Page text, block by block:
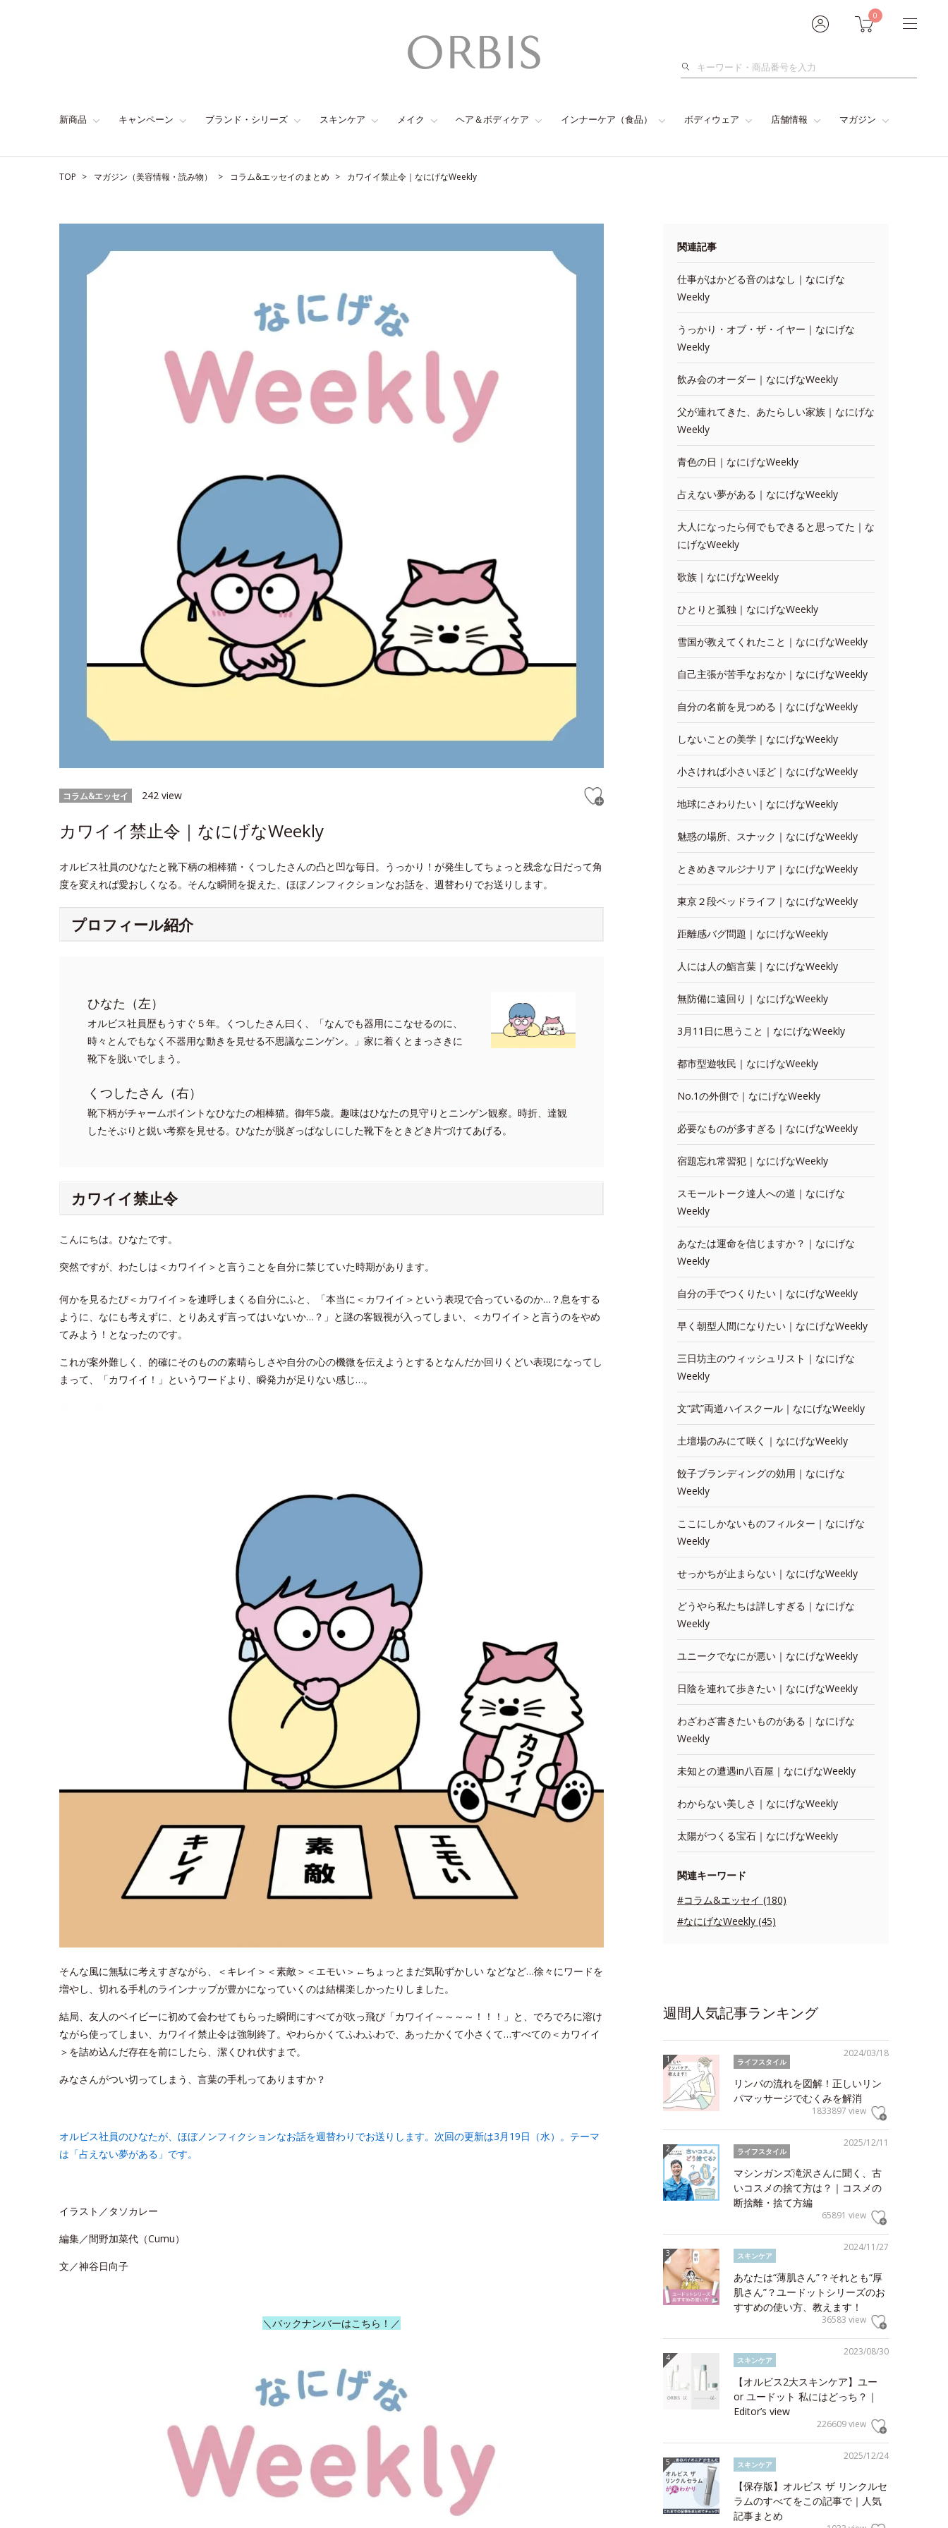
0
検
新商品 キャンペーン ブランド・シリーズ スキンケア メイク ヘア＆ボディケア インナーケア（食品） ボディウェア 店舗情報 マガジン
TOP マガジン（美容情報・読み物） コラム&エッセイのまとめ カワイイ禁止令｜なにげなWeekly
コラム&エッセイ 242 view
カワイイ禁止令｜なにげなWeekly
オルビス社員のひなたと靴下柄の相棒猫・くつしたさんの凸と凹な毎日。うっかり！が発生してちょっと残念な日だって角
度を変えれば愛おしくなる。そんな瞬間を捉えた、ほぼノンフィクションなお話を、週替わりでお送りします。
プロフィール紹介
ひなた（左）
オルビス社員歴もうすぐ５年。くつしたさん曰く、「なんでも器用にこなせるのに、
時々とんでもなく不器用な動きを見せる不思議なニンゲン。」家に着くとまっさきに
靴下を脱いでしまう。
くつしたさん（右）
靴下柄がチャームポイントなひなたの相棒猫。御年5歳。趣味はひなたの見守りとニンゲン観察。時折、達観
したそぶりと鋭い考察を見せる。ひなたが脱ぎっぱなしにした靴下をときどき片づけてあげる。
カワイイ禁止令
こんにちは。ひなたです。
突然ですが、わたしは＜カワイイ＞と言うことを自分に禁じていた時期があります。
何かを見るたび＜カワイイ＞を連呼しまくる自分にふと、「本当に＜カワイイ＞という表現で合っているのか…？息をする
ように、なにも考えずに、とりあえず言ってはいないか…？」と謎の客観視が入ってしまい、＜カワイイ＞と言うのをやめ
てみよう！となったのです。
これが案外難しく、的確にそのものの素晴らしさや自分の心の機微を伝えようとするとなんだか回りくどい表現になってし
まって、「カワイイ！」というワードより、瞬発力が足りない感じ…。
そんな風に無駄に考えすぎながら、＜キレイ＞＜素敵＞＜エモい＞←ちょっとまだ気恥ずかしい などなど…徐々にワードを
増やし、切れる手札のラインナップが豊かになっていくのは結構楽しかったりしました。
結局、友人のベイビーに初めて会わせてもらった瞬間にすべてが吹っ飛び「カワイイ～～～～！！！」と、でろでろに溶け
ながら使ってしまい、カワイイ禁止令は強制終了。やわらかくてふわふわで、あったかくて小さくて…すべての＜カワイイ
＞を詰め込んだ存在を前にしたら、潔くひれ伏すまで。
みなさんがつい切ってしまう、言葉の手札ってありますか？
オルビス社員のひなたが、ほぼノンフィクションなお話を週替わりでお送りします。次回の更新は3月19日（水）。テーマ
は「占えない夢がある」です。
イラスト／タソカレー
編集／間野加菜代（Cumu）
文／神谷日向子
＼バックナンバーはこちら！／
関連記事
仕事がはかどる音のはなし｜なにげな
Weekly
うっかり・オブ・ザ・イヤー｜なにげな
Weekly
飲み会のオーダー｜なにげなWeekly
父が連れてきた、あたらしい家族｜なにげな
Weekly
青色の日｜なにげなWeekly
占えない夢がある｜なにげなWeekly
大人になったら何でもできると思ってた｜な
にげなWeekly
歌族｜なにげなWeekly
ひとりと孤独｜なにげなWeekly
雪国が教えてくれたこと｜なにげなWeekly
自己主張が苦手なおなか｜なにげなWeekly
自分の名前を見つめる｜なにげなWeekly
しないことの美学｜なにげなWeekly
小さければ小さいほど｜なにげなWeekly
地球にさわりたい｜なにげなWeekly
魅惑の場所、スナック｜なにげなWeekly
ときめきマルジナリア｜なにげなWeekly
東京２段ベッドライフ｜なにげなWeekly
距離感バグ問題｜なにげなWeekly
人には人の鮨言葉｜なにげなWeekly
無防備に遠回り｜なにげなWeekly
3月11日に思うこと｜なにげなWeekly
都市型遊牧民｜なにげなWeekly
No.1の外側で｜なにげなWeekly
必要なものが多すぎる｜なにげなWeekly
宿題忘れ常習犯｜なにげなWeekly
スモールトーク達人への道｜なにげな
Weekly
あなたは運命を信じますか？｜なにげな
Weekly
自分の手でつくりたい｜なにげなWeekly
早く朝型人間になりたい｜なにげなWeekly
三日坊主のウィッシュリスト｜なにげな
Weekly
文“武”両道ハイスクール｜なにげなWeekly
土壇場のみにて咲く｜なにげなWeekly
餃子ブランディングの効用｜なにげな
Weekly
ここにしかないものフィルター｜なにげな
Weekly
せっかちが止まらない｜なにげなWeekly
どうやら私たちは詳しすぎる｜なにげな
Weekly
ユニークでなにが悪い｜なにげなWeekly
日陰を連れて歩きたい｜なにげなWeekly
わざわざ書きたいものがある｜なにげな
Weekly
未知との遭遇in八百屋｜なにげなWeekly
わからない美しさ｜なにげなWeekly
太陽がつくる宝石｜なにげなWeekly
関連キーワード
#コラム&エッセイ (180)
#なにげなWeekly (45)
週間人気記事ランキング
2024/03/18
ライフスタイル
リンパの流れを図解！正しいリン
パマッサージでむくみを解消
1833897 view
2025/12/11
ライフスタイル
マシンガンズ滝沢さんに聞く、古
いコスメの捨て方は？｜コスメの
断捨離・捨て方編
65891 view
2024/11/27
スキンケア
あなたは“薄肌さん”？それとも“厚
肌さん”？ユードットシリーズのお
すすめの使い方、教えます！
36583 view
2023/08/30
スキンケア
【オルビス2大スキンケア】ユー
or ユードット 私にはどっち？｜
Editor’s view
226609 view
2025/12/24
スキンケア
【保存版】オルビス ザ リンクルセ
ラムのすべてをこの記事で｜人気
記事まとめ